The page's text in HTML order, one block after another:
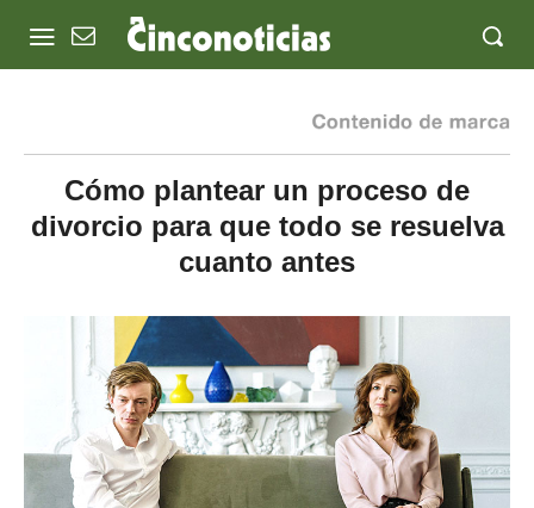
Cómo plantear un proceso de
divorcio para que todo se resuelva
cuanto antes